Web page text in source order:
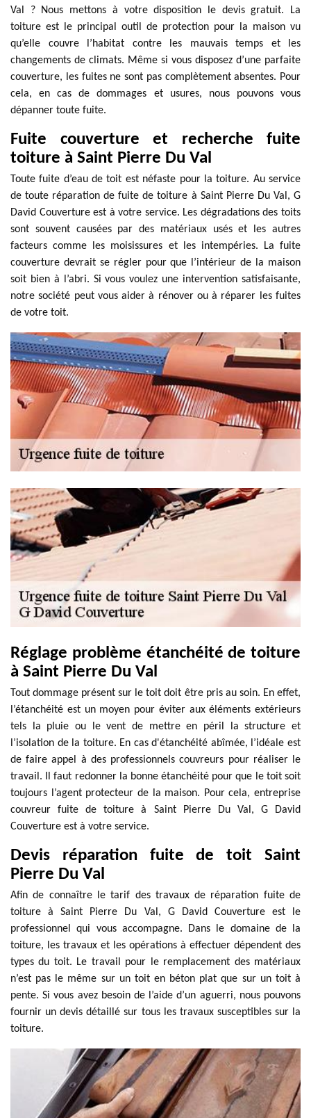
Val ? Nous mettons à votre disposition le devis gratuit. La
toiture est le principal outil de protection pour la maison vu
qu’elle couvre l’habitat contre les mauvais temps et les
changements de climats. Même si vous disposez d’une parfaite
couverture, les fuites ne sont pas complètement absentes. Pour
cela, en cas de dommages et usures, nous pouvons vous
dépanner toute fuite.
Fuite couverture et recherche fuite
toiture à Saint Pierre Du Val
Toute fuite d’eau de toit est néfaste pour la toiture. Au service
de toute réparation de fuite de toiture à Saint Pierre Du Val, G
David Couverture est à votre service. Les dégradations des toits
sont souvent causées par des matériaux usés et les autres
facteurs comme les moisissures et les intempéries. La fuite
couverture devrait se régler pour que l’intérieur de la maison
soit bien à l’abri. Si vous voulez une intervention satisfaisante,
notre société peut vous aider à rénover ou à réparer les fuites
de votre toit.
Réglage problème étanchéité de toiture
à Saint Pierre Du Val
Tout dommage présent sur le toit doit être pris au soin. En effet,
l’étanchéité est un moyen pour éviter aux éléments extérieurs
tels la pluie ou le vent de mettre en péril la structure et
l’isolation de la toiture. En cas d'étanchéité abîmée, l’idéale est
de faire appel à des professionnels couvreurs pour réaliser le
travail. Il faut redonner la bonne étanchéité pour que le toit soit
toujours l’agent protecteur de la maison. Pour cela, entreprise
couvreur fuite de toiture à Saint Pierre Du Val, G David
Couverture est à votre service.
Devis réparation fuite de toit Saint
Pierre Du Val
Afin de connaître le tarif des travaux de réparation fuite de
toiture à Saint Pierre Du Val, G David Couverture est le
professionnel qui vous accompagne. Dans le domaine de la
toiture, les travaux et les opérations à effectuer dépendent des
types du toit. Le travail pour le remplacement des matériaux
n’est pas le même sur un toit en béton plat que sur un toit à
pente. Si vous avez besoin de l’aide d’un aguerri, nous pouvons
fournir un devis détaillé sur tous les travaux susceptibles sur la
toiture.